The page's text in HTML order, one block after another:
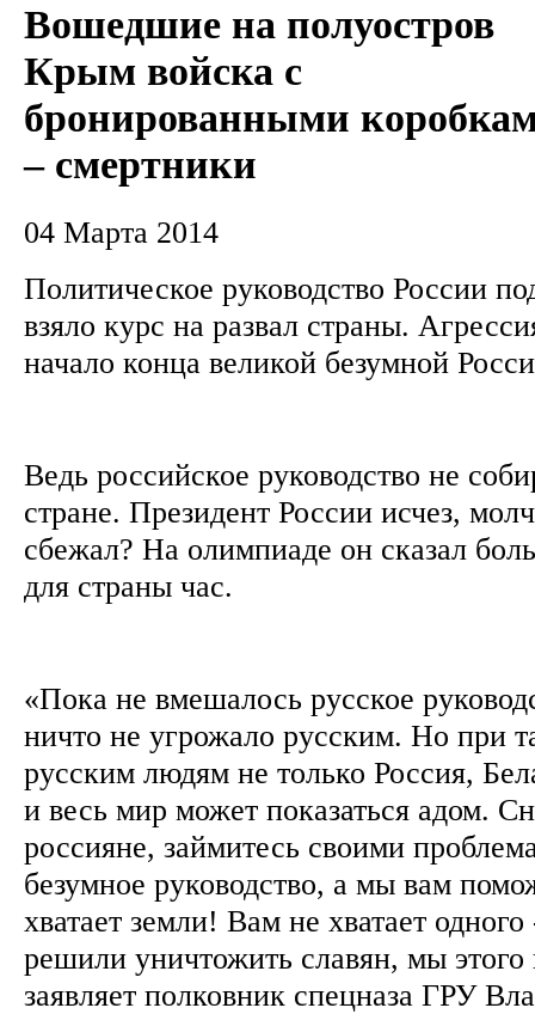
Вошедшие на полуостров
Крым войска с
бронированными
– смертники
04 Марта 2014
Политическое руководство России
взяло курс на развал страны.
начало конца великой безумной
Ведь российское руководство не
стране. Президент России исчез,
сбежал? На олимпиаде он сказал
для страны час.
«Пока не вмешалось русское
ничто не угрожало русским. Но при
русским людям не только Россия,
и весь мир может показаться адом.
россияне, займитесь своими
безумное руководство, а мы вам
хватает земли! Вам не хватает
решили уничтожить славян, мы
заявляет полковник спецназа ГРУ